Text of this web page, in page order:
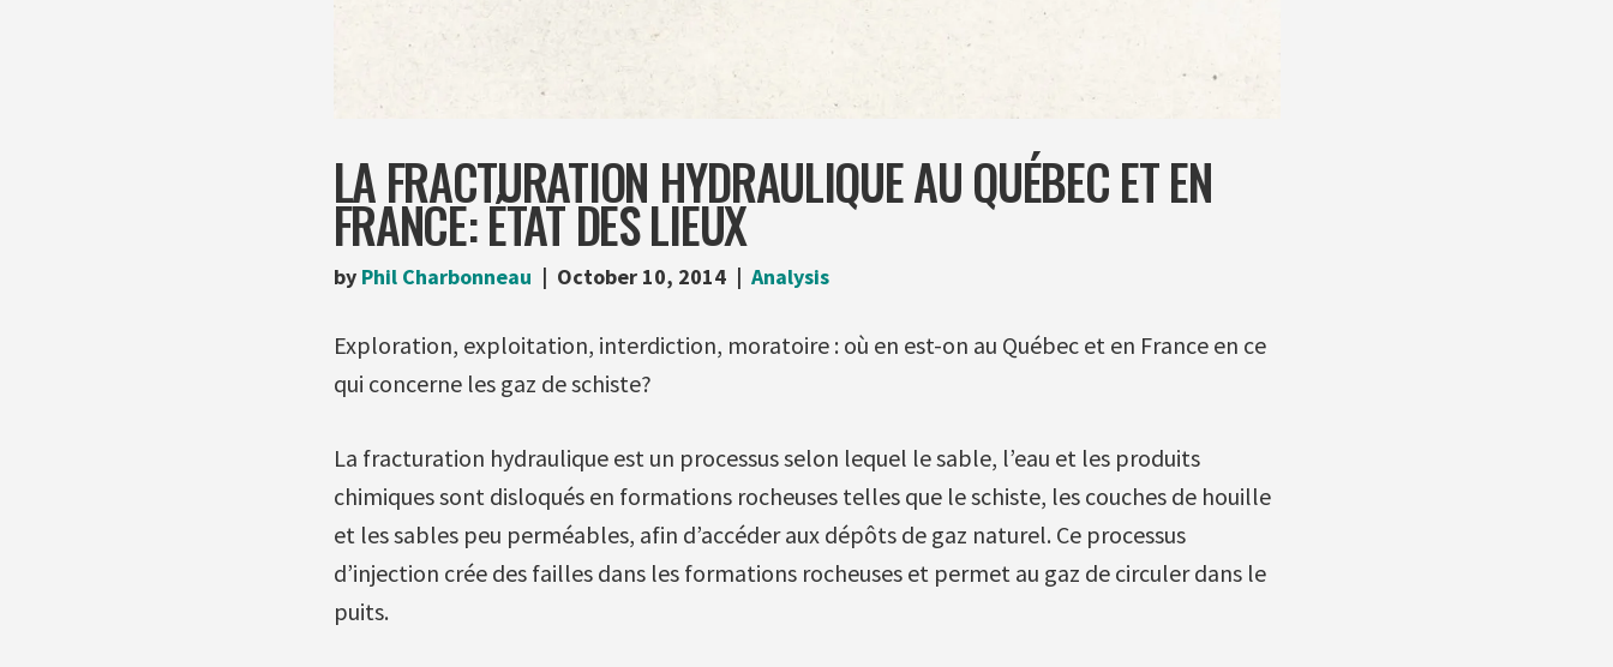
LA FRACTURATION HYDRAULIQUE AU QUÉBEC ET EN
FRANCE: ÉTAT DES LIEUX
by Phil Charbonneau October 10, 2014 Analysis
Exploration, exploitation, interdiction, moratoire : où en est-on au Québec et en France en ce
qui concerne les gaz de schiste?
La fracturation hydraulique est un processus selon lequel le sable, l’eau et les produits
chimiques sont disloqués en formations rocheuses telles que le schiste, les couches de houille
et les sables peu perméables, afin d’accéder aux dépôts de gaz naturel. Ce processus
d’injection crée des failles dans les formations rocheuses et permet au gaz de circuler dans le
puits.